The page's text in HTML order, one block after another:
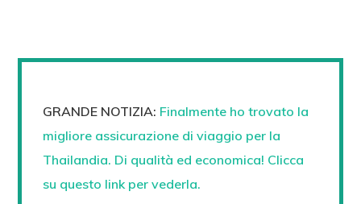
GRANDE NOTIZIA: Finalmente ho trovato la
migliore assicurazione di viaggio per la
Thailandia. Di qualità ed economica! Clicca
su questo link per vederla.